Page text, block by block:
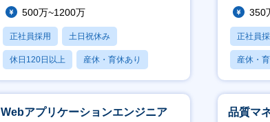
500万~1200万
正社員採用 土日祝休み
休日120日以上 産休・育休あり
月残業20時間以内
350
正社員
産休・
賞与あり
Webアプリケーションエンジニア
品質マ